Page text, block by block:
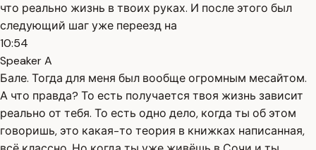
что реально жизнь в твоих руках. И после этого был
следующий шаг уже переезд на
10:54
Speaker A
Бале. Тогда для меня был вообще огромным месайтом.
А что правда? То есть получается твоя жизнь зависит
реально от тебя. То есть одно дело, когда ты об этом
говоришь, это какая-то теория в книжках написанная,